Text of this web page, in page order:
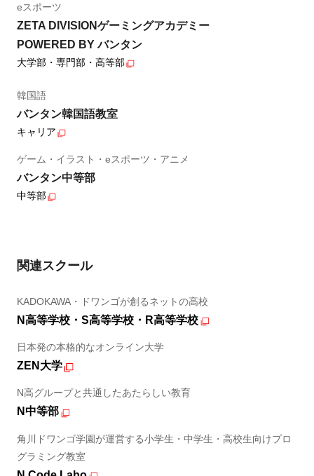
eスポーツ
ZETA DIVISIONゲーミングアカデミー
POWERED BY バンタン
大学部・専門部・高等部
韓国語
バンタン韓国語教室
キャリア
ゲーム・イラスト・eスポーツ・アニメ
バンタン中等部
中等部
関連スクール
KADOKAWA・ドワンゴが創るネットの高校
N高等学校・S高等学校・R高等学校
日本発の本格的なオンライン大学
ZEN大学
N高グループと共通したあたらしい教育
N中等部
角川ドワンゴ学園が運営する小学生・中学生・高校生向けプロ
グラミング教室